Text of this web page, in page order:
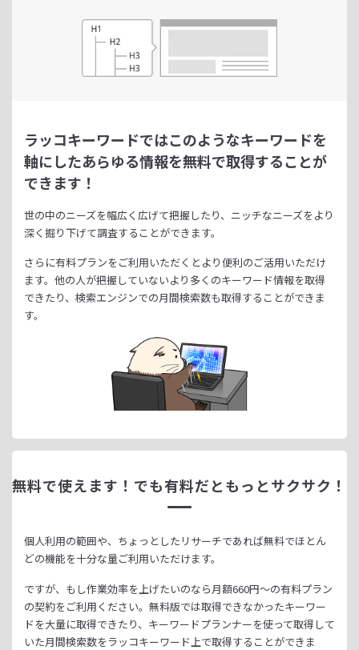
ラッコキーワードではこのようなキーワードを
軸にしたあらゆる情報を無料で取得することが
できます！
世の中のニーズを幅広く広げて把握したり、 ニッチなニーズをより
深く掘り下げて調査することができます。
さらに有料プランをご利用いただくとより便利のご活用いただけ
ます。 他の人が把握していないより多くのキーワード情報を取得
できたり、 検索エンジンでの月間検索数も取得することができま
す。
無料で使えます！ でも有料だともっとサクサク！
個人利用の範囲や、ちょっとしたリサーチであれば無料でほとん
どの機能を十分な量ご利用いただけます。
ですが、もし作業効率を上げたいのなら月額660円～の有料プラン
の契約をご利用ください。 無料版では取得できなかったキーワー
ドを大量に取得できたり、 キーワードプランナーを使って取得して
いた月間検索数をラッコキーワード上で取得することができま